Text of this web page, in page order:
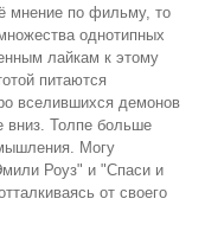
мнение по фильму, то
однотипных
лайкам к этому
питаются
вселившихся демонов
вниз. Толпе больше
Могу
Роуз" и "Спаси и
от своего